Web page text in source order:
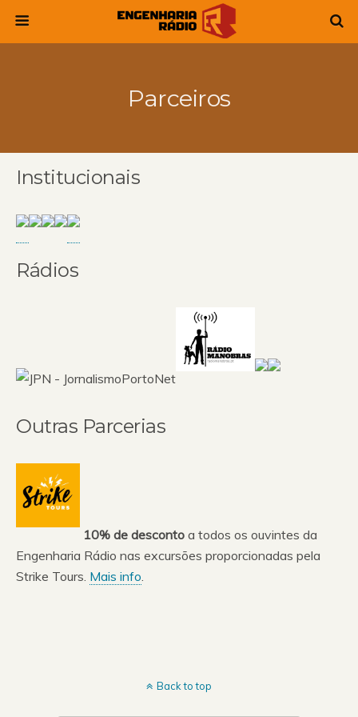
Parceiros
Institucionais
Rádios
Outras Parcerias
10% de desconto a todos os ouvintes da
Engenharia Rádio nas excursões proporcionadas pela
Strike Tours. Mais info.
Back to top